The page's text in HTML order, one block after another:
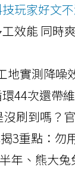
玩家好文不
效能 同時
地實測降
44次還帶
刷到嗎？
3重點：勿
年、熊大兔